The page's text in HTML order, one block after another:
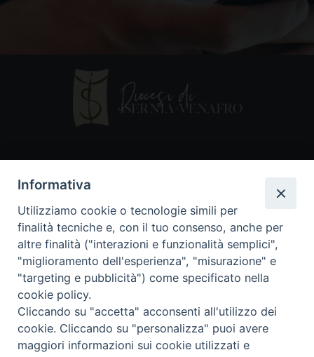
86170 Isernia
086550849
segreteria@diocesiiserniavenafro.it
I nostri social
Copyright © 2018 - Diocesi di Isernia-Venafro (C.F.
90008750946). Riproduzione solo con permesso.
Informativa
Utilizziamo cookie o tecnologie simili per
finalità tecniche e, con il tuo consenso, anche per
altre finalità ("interazioni e funzionalità semplici",
"miglioramento dell'esperienza", "misurazione" e
"targeting e pubblicità") come specificato nella
cookie policy.
Cliccando su "accetta" acconsenti all'utilizzo dei
cookie. Cliccando su "personalizza" puoi avere
maggiori informazioni sui cookie utilizzati e